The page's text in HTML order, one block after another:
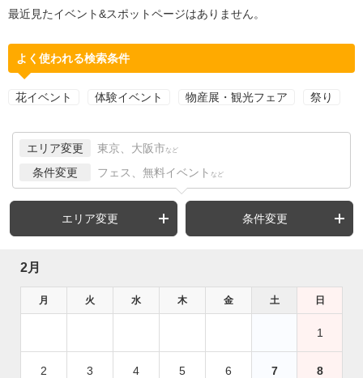
最近見たイベント&スポットページはありません。
よく使われる検索条件
花イベント 体験イベント 物産展・観光フェア 祭り
エリア変更 東京、大阪市 など
条件変更 フェス、無料イベント など
エリア変更 条件変更
2月
月 火 水 木 金 土 日
1
2 3 4 5 6 7 8